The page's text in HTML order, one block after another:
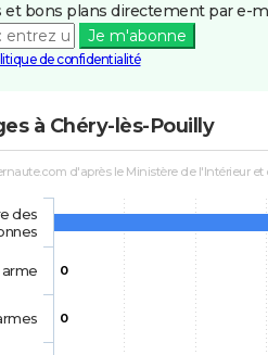
et bons plans directement par e-
Je m'abonne
de confidentialité
à Chéry-lès-Pouilly
d'après le Ministère de l'Intérieur et
0
0
des
arme